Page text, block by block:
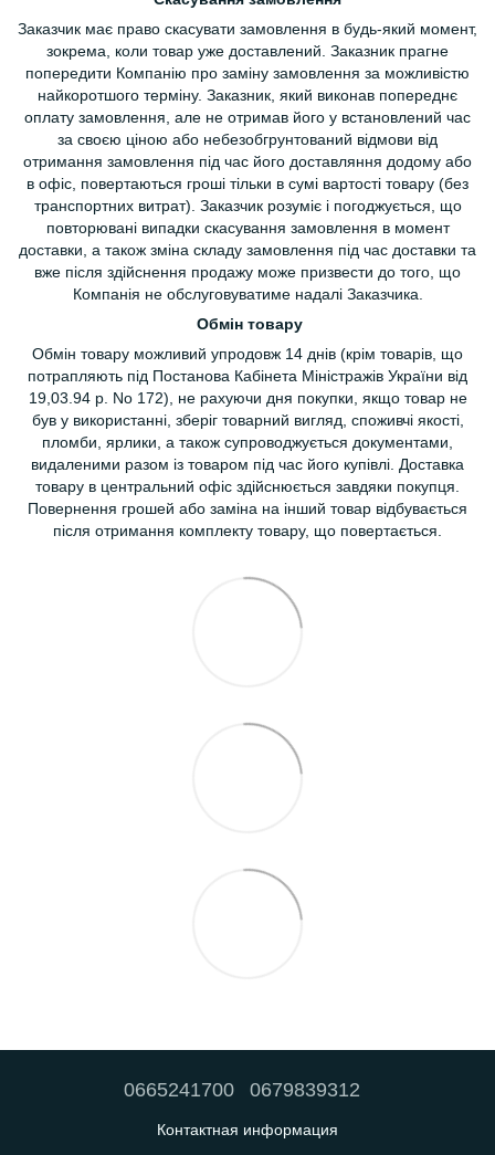
Заказчик має право скасувати замовлення в будь-який момент,
зокрема, коли товар уже доставлений. Заказник прагне
попередити Компанію про заміну замовлення за можливістю
найкоротшого терміну. Заказник, який виконав попереднє
оплату замовлення, але не отримав його у встановлений час
за своєю ціною або небезобгрунтований відмови від
отримання замовлення під час його доставляння додому або
в офіс, повертаються гроші тільки в сумі вартості товару (без
транспортних витрат). Заказчик розуміє і погоджується, що
повторювані випадки скасування замовлення в момент
доставки, а також зміна складу замовлення під час доставки та
вже після здійснення продажу може призвести до того, що
Компанія не обслуговуватиме надалі Заказчика.
Обмін товару
Обмін товару можливий упродовж 14 днів (крім товарів, що
потрапляють під Постанова Кабінета Міністражів України від
19,03.94 р. No 172), не рахуючи дня покупки, якщо товар не
був у використанні, зберіг товарний вигляд, споживчі якості,
пломби, ярлики, а також супроводжується документами,
видаленими разом із товаром під час його купівлі. Доставка
товару в центральний офіс здійснюється завдяки покупця.
Повернення грошей або заміна на інший товар відбувається
після отримання комплекту товару, що повертається.
0665241700 0679839312
Контактная информация